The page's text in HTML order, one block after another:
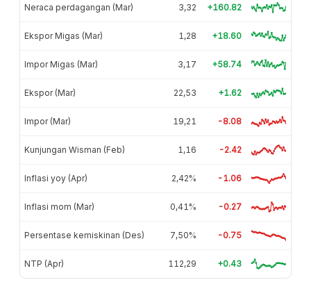
Neraca perdagangan (Mar) 3,32 +160.82
Ekspor Migas (Mar) 1,28 +18.60
Impor Migas (Mar) 3,17 +58.74
Ekspor (Mar) 22,53 +1.62
Impor (Mar) 19,21 -8.08
Kunjungan Wisman (Feb) 1,16 -2.42
Inflasi yoy (Apr) 2,42% -1.06
Inflasi mom (Mar) 0,41% -0.27
Persentase kemiskinan (Des) 7,50% -0.75
NTP (Apr) 112,29 +0.43